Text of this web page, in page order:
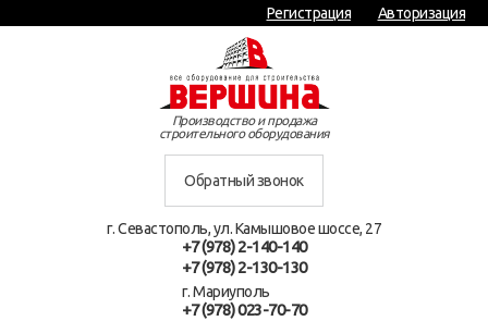
Регистрация Авторизация
Производство и продажа
строительного оборудования
Обратный звонок
г. Севастополь, ул. Камышовое шоссе, 27
+7 (978) 2-140-140
+7 (978) 2-130-130
г. Мариуполь
+7 (978) 023-70-70